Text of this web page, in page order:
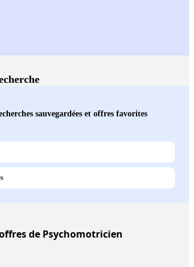
sauvegardées et offres favorites
de Psychomotricien